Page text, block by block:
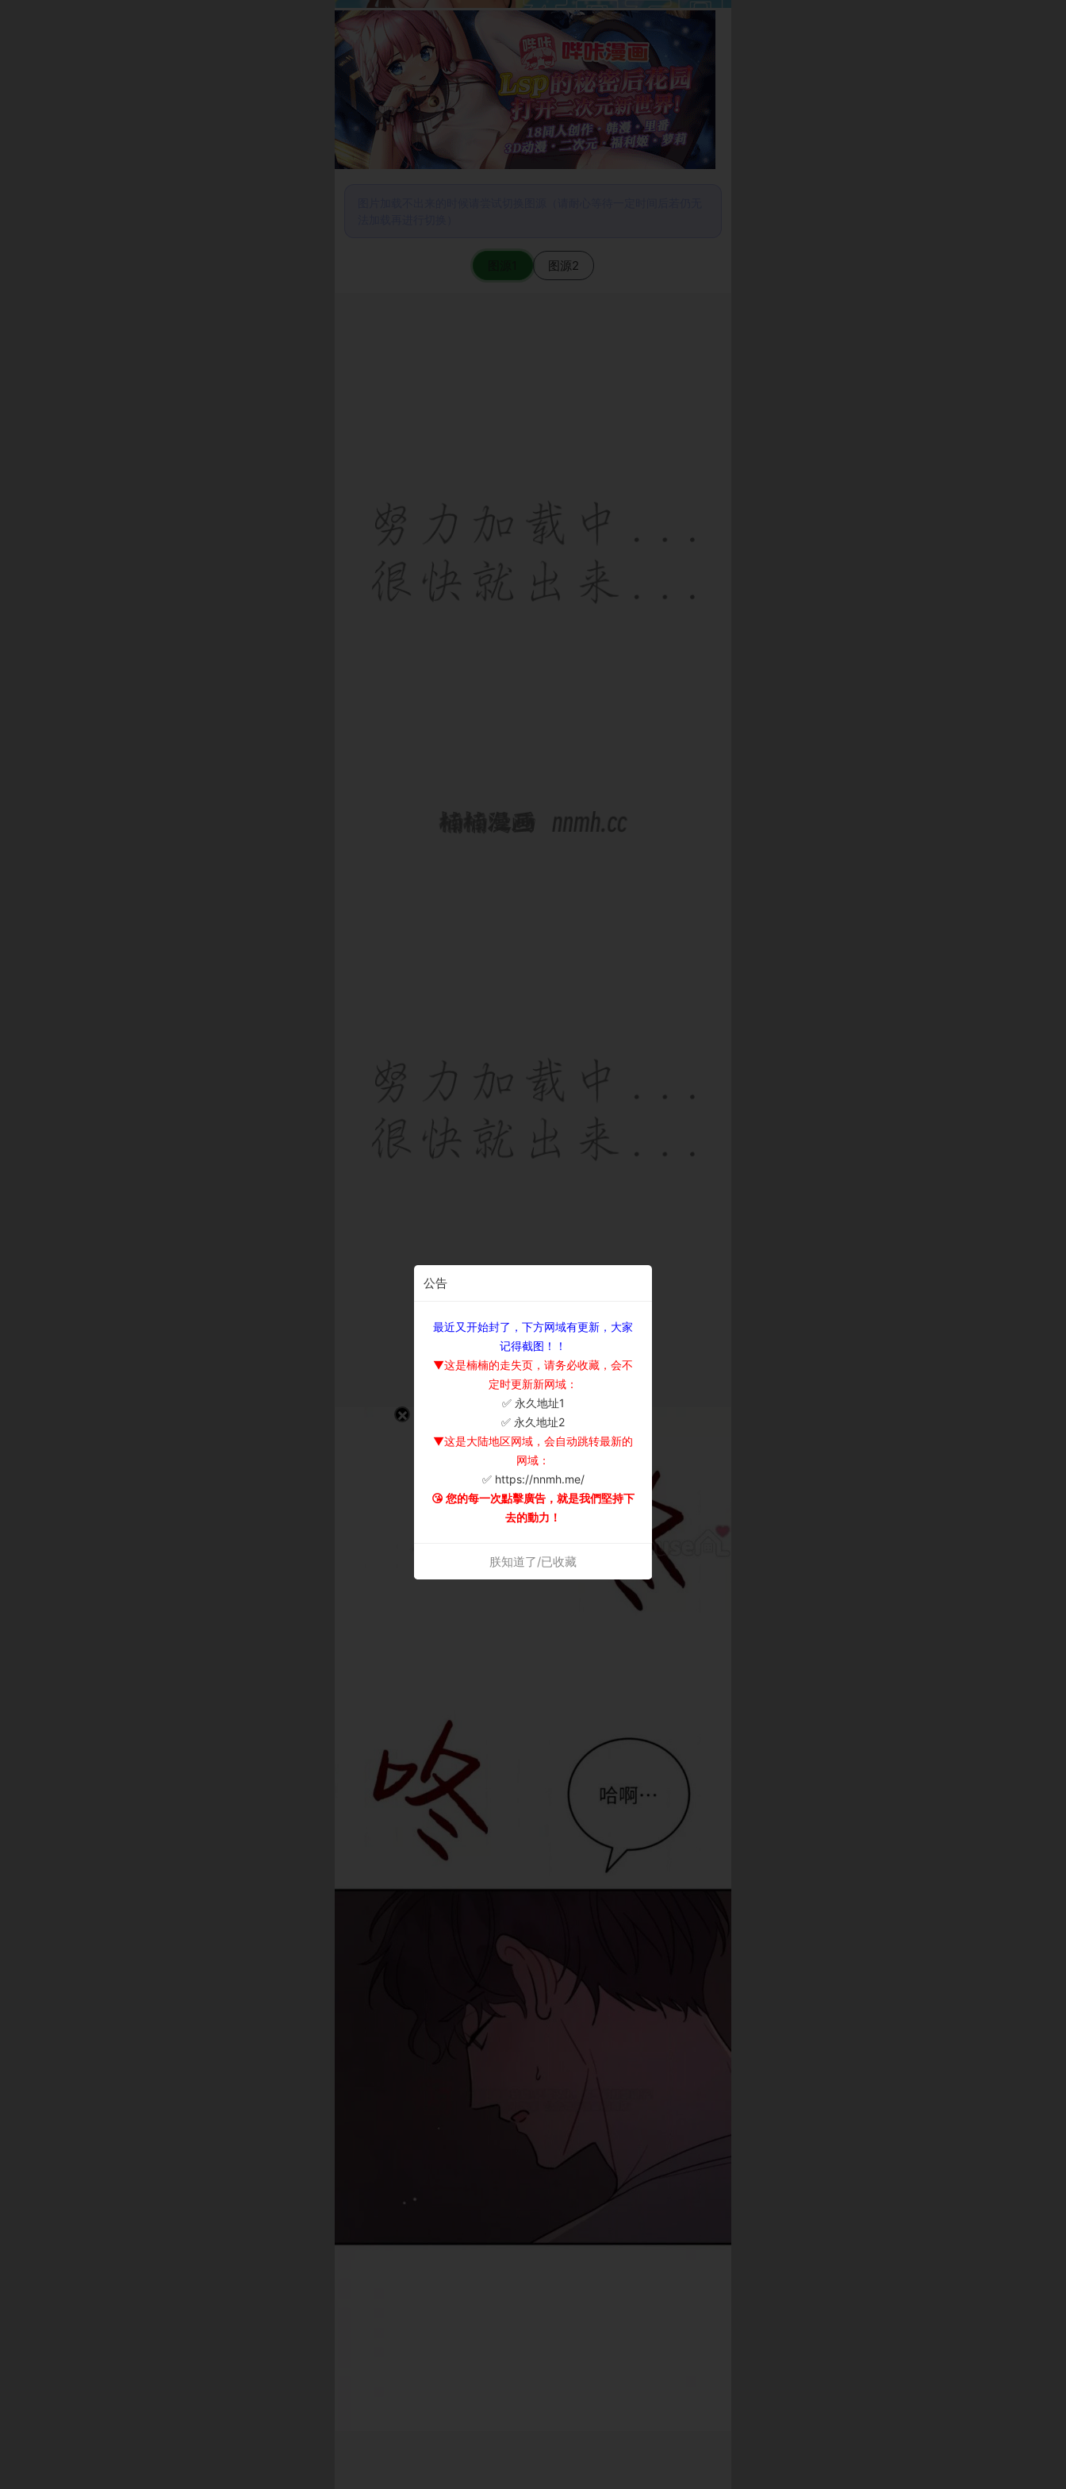
图源2
公告
最近又开始封了，下方网域有更新，大家
记得截图！！
▼这是楠楠的走失页，请务必收藏，会不
定时更新新网域：
✅ 永久地址1
✅ 永久地址2
▼这是大陆地区网域，会自动跳转最新的
网域：
✅ https://nnmh.me/
😘 您的每一次點擊廣告，就是我們堅持下
去的動力！
朕知道了/已收藏
×